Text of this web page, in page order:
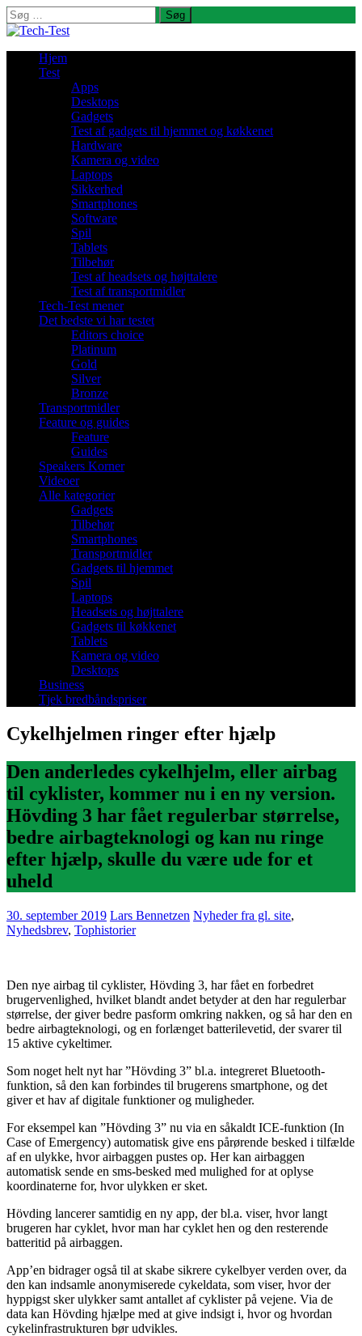
Søg
efter:
Hjem
Test
Apps
Desktops
Gadgets
Test af gadgets til hjemmet og køkkenet
Hardware
Kamera og video
Laptops
Sikkerhed
Smartphones
Software
Spil
Tablets
Tilbehør
Test af headsets og højttalere
Test af transportmidler
Tech-Test mener
Det bedste vi har testet
Editors choice
Platinum
Gold
Silver
Bronze
Transportmidler
Feature og guides
Feature
Guides
Speakers Korner
Videoer
Alle kategorier
Gadgets
Tilbehør
Smartphones
Transportmidler
Gadgets til hjemmet
Spil
Laptops
Headsets og højttalere
Gadgets til køkkenet
Tablets
Kamera og video
Desktops
Business
Tjek bredbåndspriser
Cykelhjelmen ringer efter hjælp
Den anderledes cykelhjelm, eller airbag
til cyklister, kommer nu i en ny version.
Hövding 3 har fået regulerbar størrelse,
bedre airbagteknologi og kan nu ringe
efter hjælp, skulle du være ude for et
uheld
30. september 2019 Lars Bennetzen Nyheder fra gl. site,
Nyhedsbrev, Tophistorier
Den nye airbag til cyklister, Hövding 3, har fået en forbedret
brugervenlighed, hvilket blandt andet betyder at den har regulerbar
størrelse, der giver bedre pasform omkring nakken, og så har den en
bedre airbagteknologi, og en forlænget batterilevetid, der svarer til
15 aktive cykeltimer.
Som noget helt nyt har ”Hövding 3” bl.a. integreret Bluetooth-
funktion, så den kan forbindes til brugerens smartphone, og det
giver et hav af digitale funktioner og muligheder.
For eksempel kan ”Hövding 3” nu via en såkaldt ICE-funktion (In
Case of Emergency) automatisk give ens pårørende besked i tilfælde
af en ulykke, hvor airbaggen pustes op. Her kan airbaggen
automatisk sende en sms-besked med mulighed for at oplyse
koordinaterne for, hvor ulykken er sket.
Hövding lancerer samtidig en ny app, der bl.a. viser, hvor langt
brugeren har cyklet, hvor man har cyklet hen og den resterende
batteritid på airbaggen.
App’en bidrager også til at skabe sikrere cykelbyer verden over, da
den kan indsamle anonymiserede cykeldata, som viser, hvor der
hyppigst sker ulykker samt antallet af cyklister på vejene. Via de
data kan Hövding hjælpe med at give indsigt i, hvor og hvordan
cykelinfrastrukturen bør udvikles.